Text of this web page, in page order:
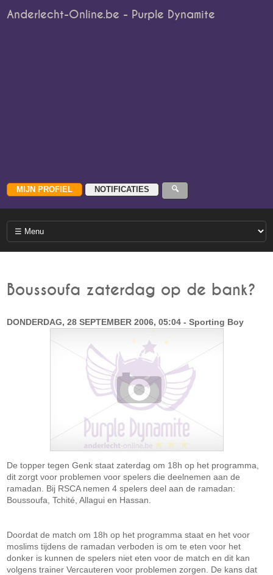
Anderlecht-Online.be - Purple Dynamite
Boussoufa zaterdag op de bank?
DONDERDAG, 28 SEPTEMBER 2006, 05:04 - Sporting Boy
De topper tegen Genk staat zaterdag om 18h op het programma,
dit zorgt voor problemen voor spelers die deelnemen aan de
ramadan. Bij RSCA nemen 4 spelers deel aan de ramadan:
Boussoufa, Tchité, Allagui en Hassan.
Doordat de match om 18h op het programma staat en het voor
moslims tijdens de ramadan verboden is om te eten voor het
donker is kunnen de spelers niet eten voor de match en dit kan
volgens trainer Vercauteren voor problemen zorgen. De kans dat